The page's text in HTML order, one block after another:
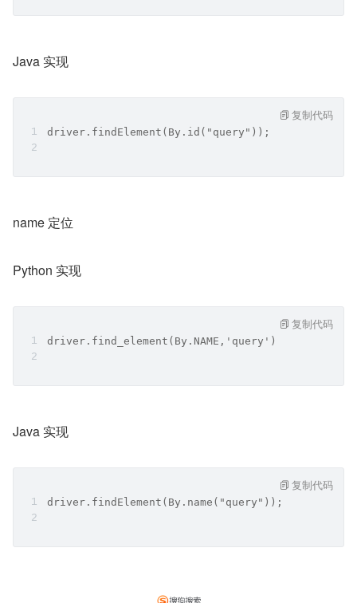
Java 实现
driver.findElement(By.id("query"));
复制代码
name 定位
Python 实现
driver.find_element(By.NAME,'query')
复制代码
Java 实现
driver.findElement(By.name("query"));
复制代码